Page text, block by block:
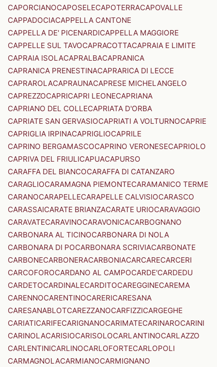
CAPORCIANOCAPOSELECAPOTERRACAPOVALLE
CAPPADOCIACAPPELLA CANTONE
CAPPELLA DE' PICENARDICAPPELLA MAGGIORE
CAPPELLE SUL TAVOCAPRACOTTACAPRAIA E LIMITE
CAPRAIA ISOLACAPRALBACAPRANICA
CAPRANICA PRENESTINACAPRARICA DI LECCE
CAPRAROLACAPRAUNACAPRESE MICHELANGELO
CAPREZZOCAPRICAPRI LEONECAPRIANA
CAPRIANO DEL COLLECAPRIATA D'ORBA
CAPRIATE SAN GERVASIOCAPRIATI A VOLTURNOCAPRIE
CAPRIGLIA IRPINACAPRIGLIOCAPRILE
CAPRINO BERGAMASCOCAPRINO VERONESECAPRIOLO
CAPRIVA DEL FRIULICAPUACAPURSO
CARAFFA DEL BIANCOCARAFFA DI CATANZARO
CARAGLIOCARAMAGNA PIEMONTECARAMANICO TERME
CARANOCARAPELLECARAPELLE CALVISIOCARASCO
CARASSAICARATE BRIANZACARATE URIOCARAVAGGIO
CARAVATECARAVINOCARAVONICACARBOGNANO
CARBONARA AL TICINOCARBONARA DI NOLA
CARBONARA DI POCARBONARA SCRIVIACARBONATE
CARBONECARBONERACARBONIACARCARECARCERI
CARCOFOROCARDANO AL CAMPOCARDE'CARDEDU
CARDETOCARDINALECARDITOCAREGGINECAREMA
CARENNOCARENTINOCARERICARESANA
CARESANABLOTCAREZZANOCARFIZZICARGEGHE
CARIATICARIFECARIGNANOCARIMATECARINAROCARINI
CARINOLACARISIOCARISOLOCARLANTINOCARLAZZO
CARLENTINICARLINOCARLOFORTECARLOPOLI
CARMAGNOLACARMIANOCARMIGNANO